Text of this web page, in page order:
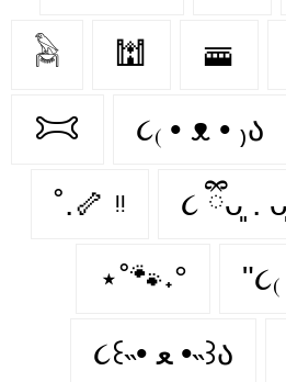
𓅉 🕍 🚟
𐂯 ૮₍ • ᴥ • ₎ა
˚.🦴 ᵎᵎ ૮ ྀིᴗ͈ .
⋆˚🐾˖°
૮꒰˵• ﻌ •˵꒱ა